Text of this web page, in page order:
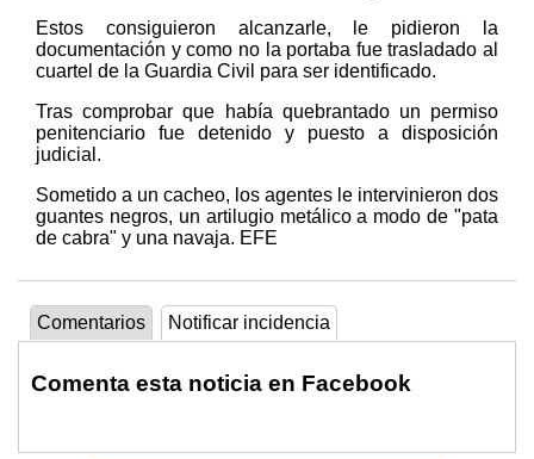
Estos consiguieron alcanzarle, le pidieron la
documentación y como no la portaba fue trasladado al
cuartel de la Guardia Civil para ser identificado.
Tras comprobar que había quebrantado un permiso
penitenciario fue detenido y puesto a disposición
judicial.
Sometido a un cacheo, los agentes le intervinieron dos
guantes negros, un artilugio metálico a modo de "pata
de cabra" y una navaja. EFE
Comentarios Notificar incidencia
Comenta esta noticia en Facebook